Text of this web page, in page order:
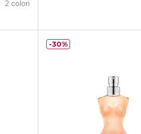
2 colori
30%